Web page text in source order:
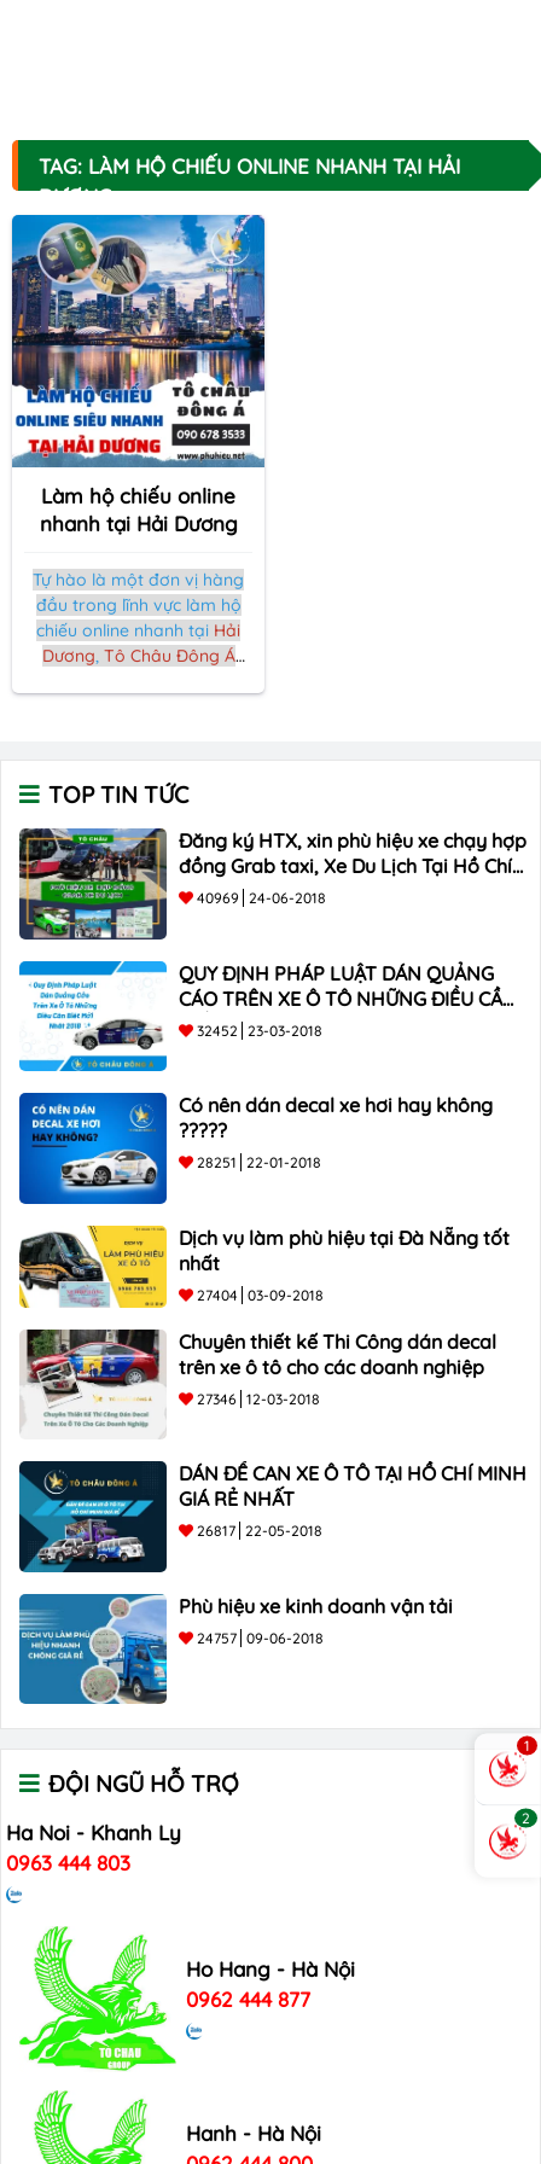
TAG: LÀM HỘ CHIẾU ONLINE NHANH TẠI HẢI
DƯƠNG
Làm hộ chiếu online
nhanh tại Hải Dương
Tự hào là một đơn vị hàng
đầu trong lĩnh vực làm hộ
chiếu online nhanh tại Hải
Dương, Tô Châu Đông Á
và nhanh chóng
TOP TIN TỨC
Đăng ký HTX, xin phù hiệu xe chạy hợp
đồng Grab taxi, Xe Du Lịch Tại Hồ Chí
Minh Giá Rẻ
40969 24-06-2018
QUY ĐỊNH PHÁP LUẬT DÁN QUẢNG
CÁO TRÊN XE Ô TÔ NHỮNG ĐIỀU CẦN
BIẾT mới nhất 2018 ???
32452 23-03-2018
Có nên dán decal xe hơi hay không
?????
28251 22-01-2018
Dịch vụ làm phù hiệu tại Đà Nẵng tốt
nhất
27404 03-09-2018
Chuyên thiết kế Thi Công dán decal
trên xe ô tô cho các doanh nghiệp
27346 12-03-2018
DÁN ĐỀ CAN XE Ô TÔ TẠI HỒ CHÍ MINH
GIÁ RẺ NHẤT
26817 22-05-2018
Phù hiệu xe kinh doanh vận tải
24757 09-06-2018
ĐỘI NGŨ HỖ TRỢ
Ha Noi - Khanh Ly
0963 444 803
Ho Hang - Hà Nội
0962 444 877
Hanh - Hà Nội
1
2